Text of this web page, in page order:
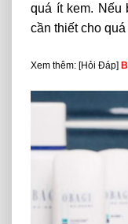
quá ít kem. Nếu
cần thiết cho
Xem thêm: [Hỏi Đáp]